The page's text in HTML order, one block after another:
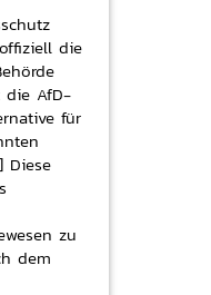
die
die AfD-
für
Diese
zu
dem